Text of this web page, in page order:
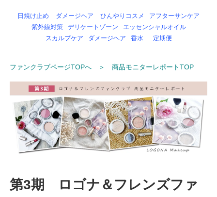
日焼け止め ダメージヘア ひんやりコスメ
アフターサンケア
紫外線対策
デリケートゾーン
エッセンシャルオイル
スカルプケア
ダメージヘア 香水 定期便
ファンクラブページTOPへ ＞ 商品モニターレポートTOP
第3期 ロゴナ＆フレンズファ